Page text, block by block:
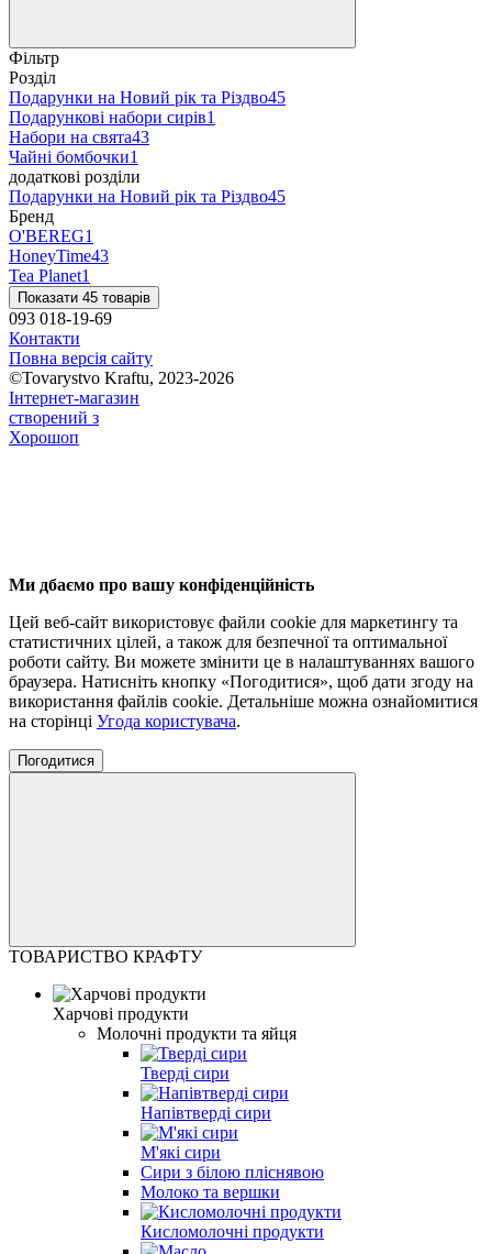
Фільтр
Розділ
Подарунки на Новий рік та Різдво45
Подарункові набори сирів1
Набори на свята43
Чайні бомбочки1
додаткові розділи
Подарунки на Новий рік та Різдво45
Бренд
O'BEREG1
HoneyTime43
Tea Planet1
Показати 45 товарів
093 018-19-69
Контакти
Повна версія сайту
©Tovarystvo Kraftu, 2023-2026
Інтернет-магазин
створений з
Хорошоп
Ми дбаємо про вашу конфіденційність
Цей веб-сайт використовує файли cookie для маркетингу та
статистичних цілей, а також для безпечної та оптимальної
роботи сайту. Ви можете змінити це в налаштуваннях вашого
браузера. Натисніть кнопку «Погодитися», щоб дати згоду на
використання файлів cookie. Детальніше можна ознайомитися
на сторінці Угода користувача.
Погодитися
ТОВАРИСТВО КРАФТУ
Харчові продукти
Молочні продукти та яйця
Тверді сири
Напівтверді сири
М'які сири
Сири з білою пліснявою
Молоко та вершки
Кисломолочні продукти